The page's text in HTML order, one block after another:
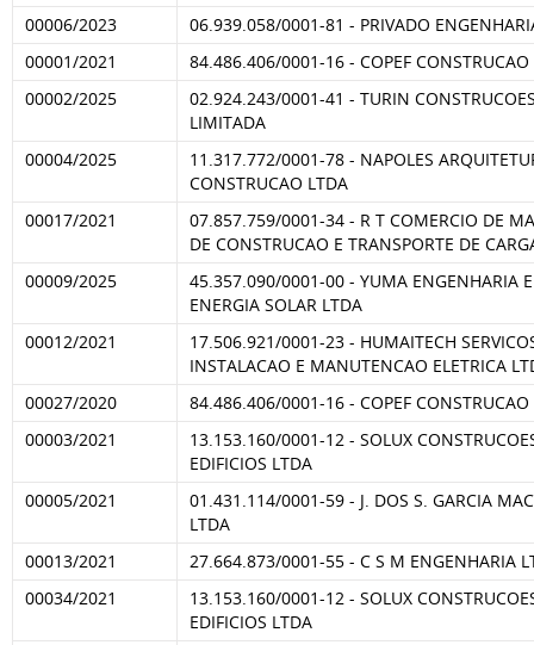
00006/2023
06.939.058/0001-81 - PRIVADO
00001/2021
84.486.406/0001-16 - COPEF CONSTRUCAO
00002/2025
02.924.243/0001-41 - TURIN
LIMITADA
00004/2025
11.317.772/0001-78 - NAPOLES
CONSTRUCAO LTDA
00017/2021
07.857.759/0001-34 - R T COMERCIO DE
DE CONSTRUCAO E TRANSPORTE DE
00009/2025
45.357.090/0001-00 - YUMA ENGENHARIA E
ENERGIA SOLAR LTDA
00012/2021
17.506.921/0001-23 - HUMAITECH
INSTALACAO E MANUTENCAO ELETRICA
00027/2020
84.486.406/0001-16 - COPEF CONSTRUCAO
00003/2021
13.153.160/0001-12 - SOLUX
EDIFICIOS LTDA
00005/2021
01.431.114/0001-59 - J. DOS S. GARCIA
LTDA
00013/2021
27.664.873/0001-55 - C S M ENGENHARIA
00034/2021
13.153.160/0001-12 - SOLUX
EDIFICIOS LTDA